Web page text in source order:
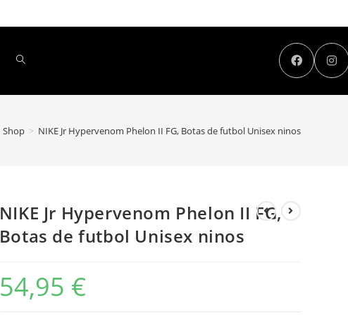
Shop > NIKE Jr Hypervenom Phelon II FG, Botas de futbol Unisex ninos
NIKE Jr Hypervenom Phelon II FG,
Botas de futbol Unisex ninos
54,95 €